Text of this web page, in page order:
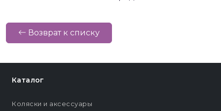
Возврат к списку
Каталог
Коляски и аксессуары